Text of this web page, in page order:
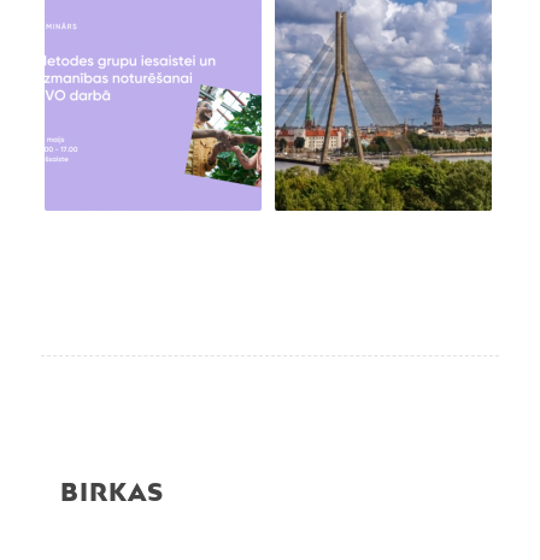
BIRKAS